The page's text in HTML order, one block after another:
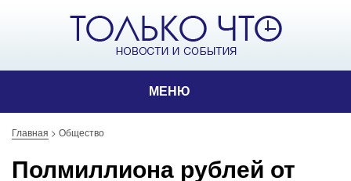
МЕНЮ
Главная > Общество
Полмиллиона рублей от